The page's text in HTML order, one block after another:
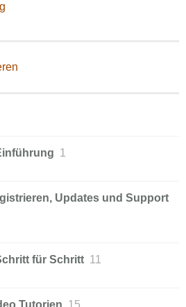
1
Updates und Support
für Schritt 11
Tutorien 15